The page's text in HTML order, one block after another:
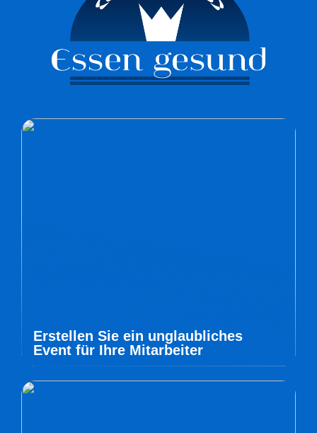
Erstellen Sie ein unglaubliches
Event für Ihre Mitarbeiter